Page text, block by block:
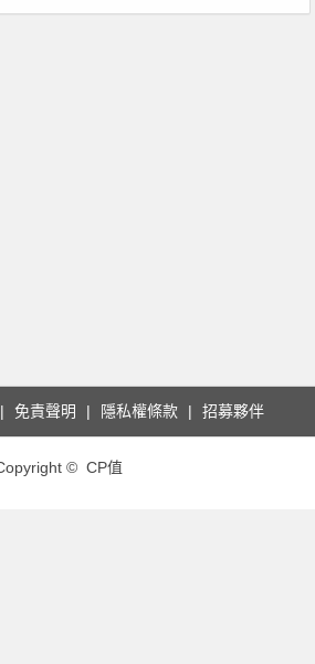
免責聲明 隱私權條款 招募夥伴
© CP值